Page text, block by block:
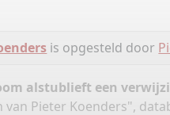
is opgesteld door
alstublieft een
Pieter Koenders",